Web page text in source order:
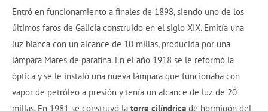
Entró en funcionamiento a finales de 1898, siendo uno de los
últimos faros de Galicia construido en el siglo XIX. Emitía una
luz blanca con un alcance de 10 millas, producida por una
lámpara Mares de parafina. En el año 1918 se le reformó la
óptica y se le instaló una nueva lámpara que funcionaba con
vapor de petróleo a presión y tenía un alcance de luz de 20
millas. En 1981 se construyó la torre cilíndrica de hormigón del